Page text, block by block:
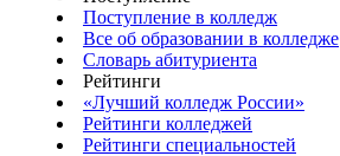
Поступление в колледж
Все об образовании в колледже
Словарь абитуриента
Рейтинги
«Лучший колледж России»
Рейтинги колледжей
Рейтинги специальностей